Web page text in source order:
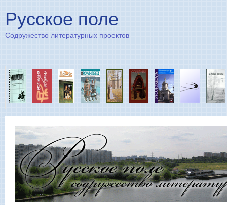
Русское поле
Содружество литературных проектов